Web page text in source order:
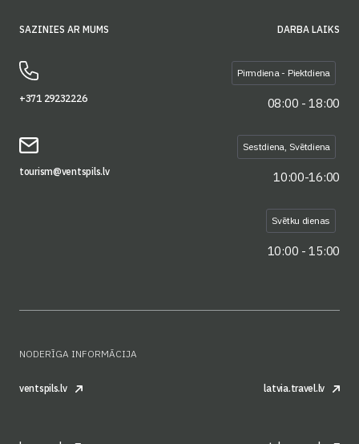
SAZINIES AR MUMS
+371 29232226
tourism@ventspils.lv
DARBA LAIKS
Pirmdiena - Piektdiena
08:00 - 18:00
Sestdiena, Svētdiena
10:00-16:00
Svētku dienas
10:00 - 15:00
NODERĪGA INFORMĀCIJA
ventspils.lv latvia.travel.lv